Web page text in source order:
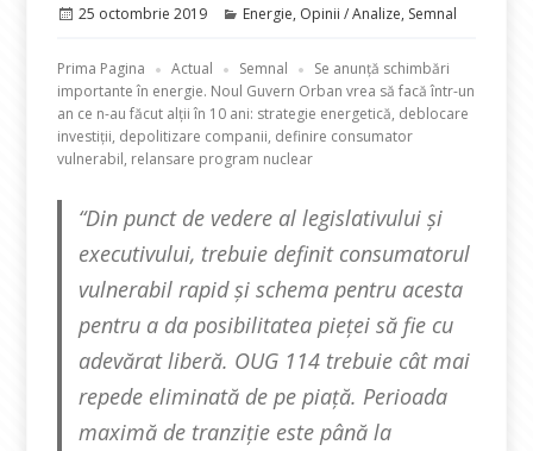
Publicat
25 octombrie 2019 Categorii
Energie, Opinii / Analize, Semnal
Prima Pagina Actual Semnal
Se anunță schimbări
importante în energie. Noul Guvern Orban vrea să facă într-un
an ce n-au făcut alții în 10 ani: strategie energetică, deblocare
investiții, depolitizare companii, definire consumator
vulnerabil, relansare program nuclear
“Din punct de vedere al legislativului și
executivului, trebuie definit consumatorul
vulnerabil rapid și schema pentru acesta
pentru a da posibilitatea pieței să fie cu
adevărat liberă. OUG 114 trebuie cât mai
repede eliminată de pe piață. Perioada
maximă de tranziție este până la